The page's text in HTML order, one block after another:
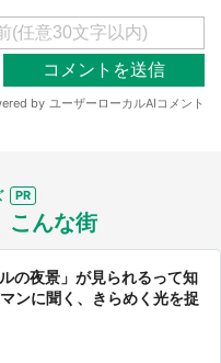
こんな街
の夜景」が見られるって知
ンに聞く、きらめく光を捉